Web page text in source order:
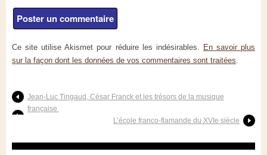
Ce site utilise Akismet pour réduire les indésirables.
En savoir plus
sur la façon dont les données de vos commentaires sont traitées
Jean-Luc Tingaud, César Franck et les trésors de la musique
française
L’école franco-flamande du XVIe siècle